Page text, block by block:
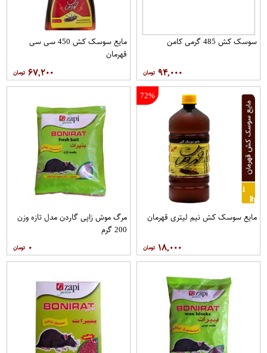
سوسک کش 485 گرمی کامن
۹۴,۰۰۰
مایع سوسک کش 450 سی سی
قهرمان
۶۷,۲۰۰
72%
مایع سوسک کش نیم لیتری قهرمان
۱۸,۰۰۰
مرگ موش زاپی گاردن مدل تازه وزن
200 گرم
۰